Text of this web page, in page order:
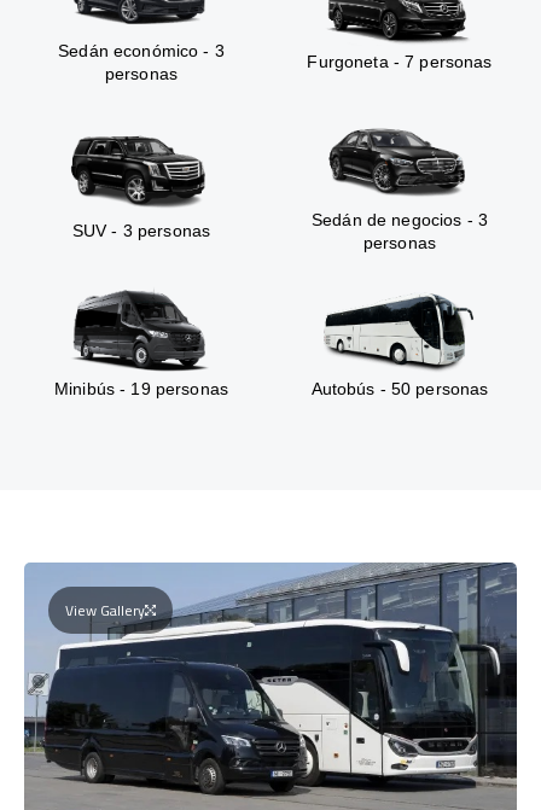
Sedán económico - 3
personas
Furgoneta - 7 personas
SUV - 3 personas
Sedán de negocios - 3
personas
Minibús - 19 personas Autobús - 50 personas
View Gallery